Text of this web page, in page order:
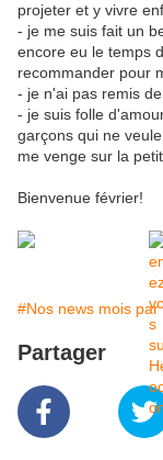
projeter et y vivre
- je me suis fait un
encore eu le temps
recommander pour
- je n'ai pas remis
- je suis folle
garçons qui ne
me venge sur la
Bienvenue février!
#Nos news mois par
Partager